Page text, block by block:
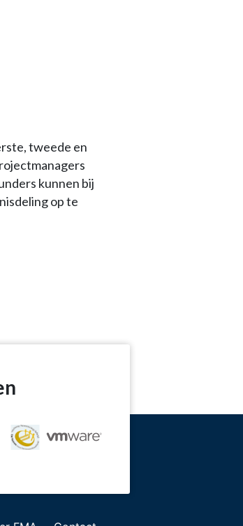
tweede en
kunnen bij
op te